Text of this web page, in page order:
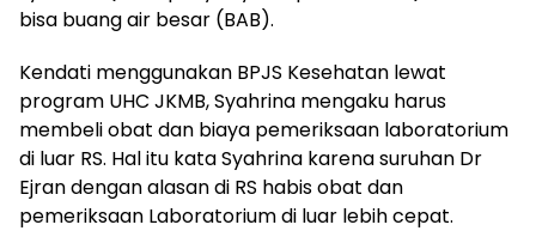
bisa buang air besar (BAB).
Kendati menggunakan BPJS Kesehatan lewat
program UHC JKMB, Syahrina mengaku harus
membeli obat dan biaya pemeriksaan laboratorium
di luar RS. Hal itu kata Syahrina karena suruhan Dr
Ejran dengan alasan di RS habis obat dan
pemeriksaan Laboratorium di luar lebih cepat.